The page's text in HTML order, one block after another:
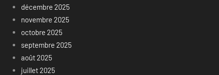
décembre 2025
novembre 2025
octobre 2025
septembre 2025
août 2025
juillet 2025